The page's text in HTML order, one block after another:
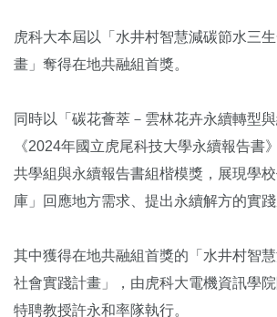
虎科大本屆以「水井村智慧減碳節水三
畫」奪得在地共融組首獎。
同時以「碳花薈萃－雲林花卉永續轉型
《2024年國立虎尾科技大學永續報告書
共學組與永續報告書組楷模獎，展現學
庫」回應地方需求、提出永續解方的實踐
其中獲得在地共融組首獎的「水井村智
社會實踐計畫」，由虎科大電機資訊學
特聘教授許永和率隊執行。